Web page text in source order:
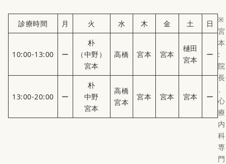
診療時間 月 火 水 木 金 土 日
10:00-13:00 ー
朴
（中野）
宮本
高橋 宮本 宮本
樋田
宮本
ー
13:00-20:00 ー
朴
中野
宮本
高橋
宮本
宮本 宮本 宮本 ー
※
宮
本
:
院
長
、
心
療
内
科
専
門